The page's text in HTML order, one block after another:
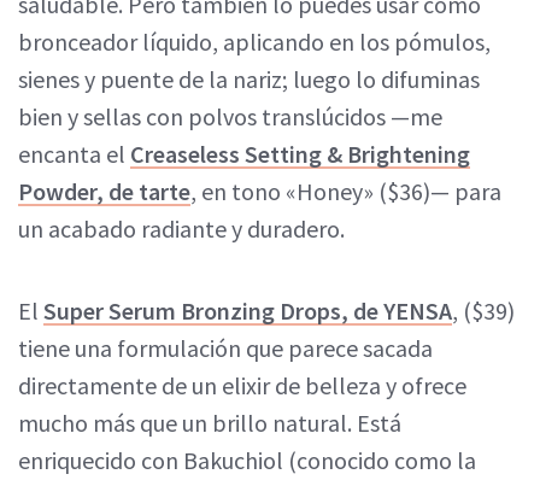
bronceador líquido, aplicando en los pómulos,
sienes y puente de la nariz; luego lo difuminas
bien y sellas con polvos translúcidos —me
encanta el Creaseless Setting & Brightening
Powder, de tarte, en tono «Honey» ($36)— para
un acabado radiante y duradero.
El Super Serum Bronzing Drops, de YENSA, ($39)
tiene una formulación que parece sacada
directamente de un elixir de belleza y ofrece
mucho más que un brillo natural. Está
enriquecido con Bakuchiol (conocido como la